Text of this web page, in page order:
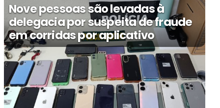
Nove pessoas são levadas à
delegacia por suspeita de fraude
em corridas por aplicativo